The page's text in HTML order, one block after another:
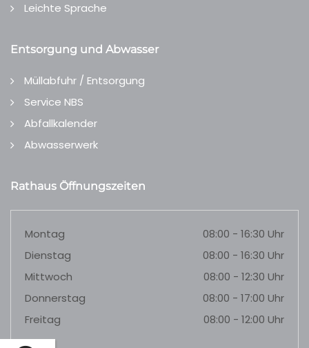
Leichte Sprache
Entsorgung und Abwasser
Müllabfuhr / Entsorgung
Service NBS
Abfallkalender
Abwasserwerk
Rathaus Öffnungszeiten
Montag
08:00 - 16:30 Uhr
Dienstag
08:00 - 16:30 Uhr
Mittwoch
08:00 - 12:30 Uhr
Donnerstag
08:00 - 17:00 Uhr
Freitag
08:00 - 12:00 Uhr